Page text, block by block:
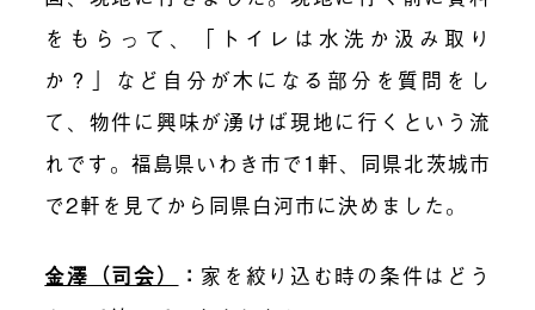
をもらって、「トイレは水洗か汲み取り
か？」など自分が木になる部分を質問をし
て、物件に興味が湧けば現地に行くという流
れです。 福島県いわき 市で 1軒、 同県北茨城市
で2軒を見てから 同県白河市に決めました。
金澤（司会） ： 家を絞り込む時の条件はどう